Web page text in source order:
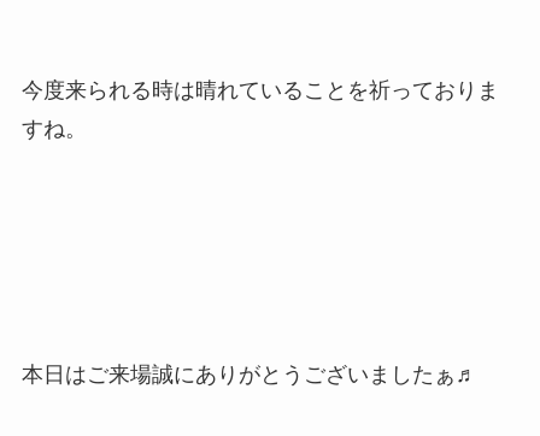
今度来られる時は晴れていることを祈っておりま
すね。
本日はご来場誠にありがとうございましたぁ♬